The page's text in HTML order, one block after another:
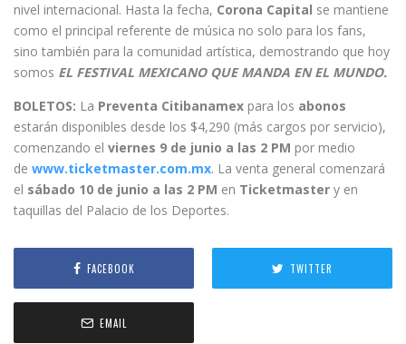
nivel internacional. Hasta la fecha, Corona Capital se mantiene
como el principal referente de música no solo para los fans,
sino también para la comunidad artística, demostrando que hoy
somos EL FESTIVAL MEXICANO QUE MANDA EN EL MUNDO.
BOLETOS: La Preventa Citibanamex para los abonos
estarán disponibles desde los $4,290 (más cargos por servicio),
comenzando el viernes 9 de junio a las 2 PM por medio
de www.ticketmaster.com.mx. La venta general comenzará
el sábado 10 de junio a las 2 PM en Ticketmaster y en
taquillas del Palacio de los Deportes.
FACEBOOK TWITTER
EMAIL